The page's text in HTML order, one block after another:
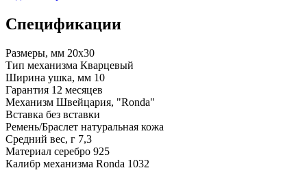
Спецификации
Размеры, мм 20х30
Тип механизма Кварцевый
Ширина ушка, мм 10
Гарантия 12 месяцев
Механизм Швейцария, "Ronda"
Вставка без вставки
Ремень/Браслет натуральная кожа
Средний вес, г 7,3
Материал серебро 925
Калибр механизма Ronda 1032